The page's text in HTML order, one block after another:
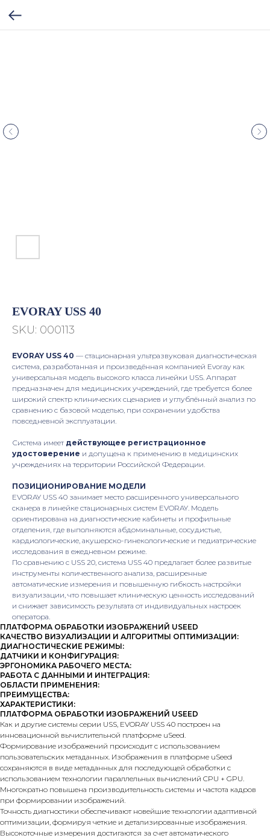
EVORAY USS 40
SKU: 000113
EVORAY USS 40 — стационарная ультразвуковая диагностическая
система, разработанная и произведённая компанией Evoray как
универсальная модель высокого класса линейки USS. Аппарат
предназначен для медицинских учреждений, где требуется более
широкий спектр клинических сценариев и углублённый анализ по
сравнению с базовой моделью, при сохранении удобства
повседневной эксплуатации.
Система имеет действующее регистрационное
удостоверение и допущена к применению в медицинских
учреждениях на территории Российской Федерации.
ПОЗИЦИОНИРОВАНИЕ МОДЕЛИ
EVORAY USS 40 занимает место расширенного универсального
сканера в линейке стационарных систем EVORAY. Модель
ориентирована на диагностические кабинеты и профильные
отделения, где выполняются абдоминальные, сосудистые,
кардиологические, акушерско-гинекологические и педиатрические
исследования в ежедневном режиме.
По сравнению с USS 20, система USS 40 предлагает более развитые
инструменты количественного анализа, расширенные
автоматические измерения и повышенную гибкость настройки
визуализации, что повышает клиническую ценность исследований
и снижает зависимость результата от индивидуальных настроек
оператора.
ПЛАТФОРМА ОБРАБОТКИ ИЗОБРАЖЕНИЙ USEED
КАЧЕСТВО ВИЗУАЛИЗАЦИИ И АЛГОРИТМЫ ОПТИМИЗАЦИИ:
ДИАГНОСТИЧЕСКИЕ РЕЖИМЫ:
ДАТЧИКИ И КОНФИГУРАЦИЯ:
ЭРГОНОМИКА РАБОЧЕГО МЕСТА:
РАБОТА С ДАННЫМИ И ИНТЕГРАЦИЯ:
ОБЛАСТИ ПРИМЕНЕНИЯ:
ПРЕИМУЩЕСТВА:
ХАРАКТЕРИСТИКИ:
ПЛАТФОРМА ОБРАБОТКИ ИЗОБРАЖЕНИЙ USEED
Как и другие системы серии USS, EVORAY USS 40 построен на
инновационной вычислительной платформе uSeed.
Формирование изображений происходит с использованием
пользовательских метаданных. Изображения в платформе uSeed
сохраняются в виде метаданных для последующей обработки с
использованием технологии параллельных вычислений CPU + GPU.
Многократно повышена производительность системы и частота кадров
при формировании изображений.
Точность диагностики обеспечивают новейшие технологии адаптивной
оптимизации, формируя четкие и детализированные изображения.
Высокоточные измерения достигаются за счет автоматического